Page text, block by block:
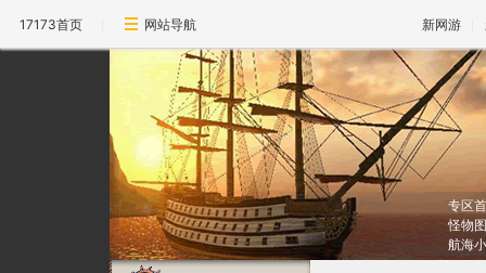
17173首页 网站导航 新网游
专区
怪物
航海